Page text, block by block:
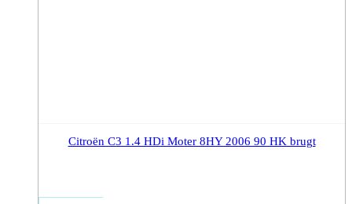
Citroën C3 1.4 HDi Moter 8HY 2006 90 HK brugt